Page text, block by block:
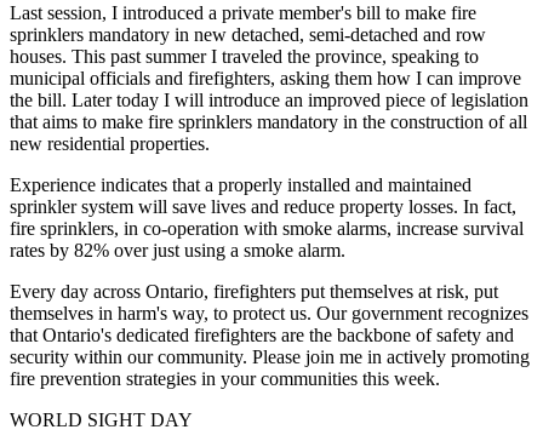
Last session, I introduced a private member's bill to make fire
sprinklers mandatory in new detached, semi-detached and row
houses. This past summer I traveled the province, speaking to
municipal officials and firefighters, asking them how I can improve
the bill. Later today I will introduce an improved piece of legislation
that aims to make fire sprinklers mandatory in the construction of all
new residential properties.
Experience indicates that a properly installed and maintained
sprinkler system will save lives and reduce property losses. In fact,
fire sprinklers, in co-operation with smoke alarms, increase survival
rates by 82% over just using a smoke alarm.
Every day across Ontario, firefighters put themselves at risk, put
themselves in harm's way, to protect us. Our government recognizes
that Ontario's dedicated firefighters are the backbone of safety and
security within our community. Please join me in actively promoting
fire prevention strategies in your communities this week.
WORLD SIGHT DAY